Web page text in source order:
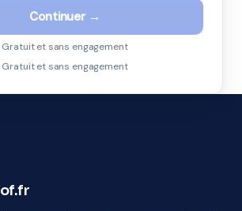
Continuer →
Gratuit et sans engagement
Gratuit et sans engagement